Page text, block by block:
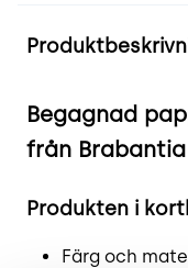
Begagnad
från
Produkten i
Färg och